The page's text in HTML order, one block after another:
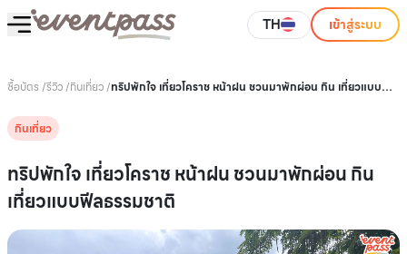
TH เข้าสู่ระบบ
ซื้อบัตร /รีวิว/กินเที่ยว/ทริปพักใจ เที่ยวโคราช หน้าฝน ชวนมาพักผ่อน กิน เที่ยวแบบฟีล
กินเที่ยว
ทริปพักใจ เที่ยวโคราช หน้าฝน ชวนมาพักผ่อน กิน
เที่ยวแบบฟีลธรรมชาติ